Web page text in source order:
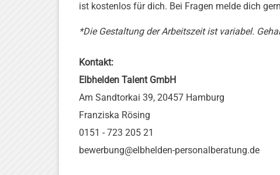
ist kostenlos für dich. Bei Fragen melde dich
*Die Gestaltung der Arbeitszeit ist variabel.
Kontakt:
Elbhelden Talent GmbH
Am Sandtorkai 39, 20457 Hamburg
Franziska Rösing
0151 - 723 205 21
bewerbung@elbhelden-personalberatung.de